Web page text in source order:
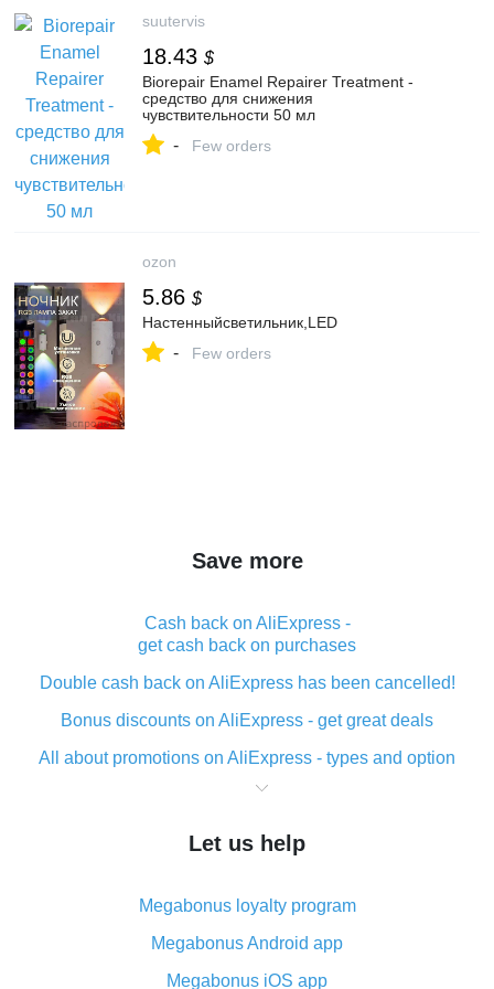
suutervis
18.43 $
Biorepair Enamel Repairer Treatment -
средство для снижения
чувствительности 50 мл
- Few orders
ozon
5.86 $
Настенныйсветильник,LED
- Few orders
Save more
Cash back on AliExpress -
get cash back on purchases
Double cash back on AliExpress has been cancelled!
Bonus discounts on AliExpress - get great deals
All about promotions on AliExpress - types and option
What is cash back when making purchases on
The best place to download cash back for AliExpress
What is the AliExpress cash back plugin and what are
its advantages
Cash back from the AliExpress mobile app -
Let us help
Megabonus loyalty program
Megabonus Android app
Megabonus iOS app